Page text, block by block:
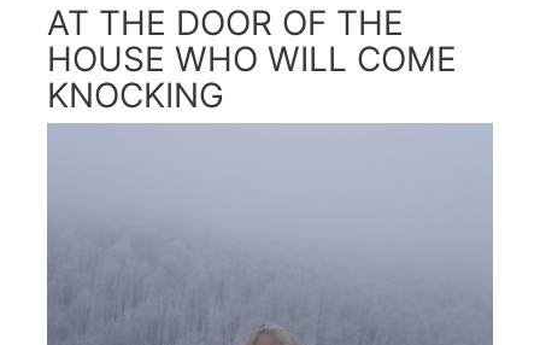
AT THE DOOR OF THE
HOUSE WHO WILL COME
KNOCKING